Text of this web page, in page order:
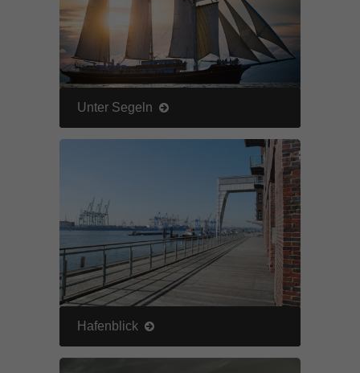
Unter Segeln
Hafenblick
Inhalte von Videoplattformen und Social-Media-Plattformen werden
standardmäßig blockiert. Wenn Cookies von externen Medien akzeptiert
werden, bedarf der Zugriff auf diese Inhalte keiner manuellen Einwilligung
Cookie-Informationen anzeigen
powered by Borlabs Cookie